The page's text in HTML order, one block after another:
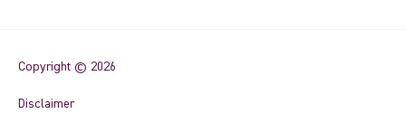
Copyright © 2026
Disclaimer